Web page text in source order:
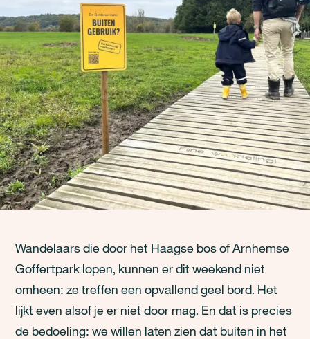
Wandelaars die door het Haagse bos of Arnhemse
Goffertpark lopen, kunnen er dit weekend niet
omheen: ze treffen een opvallend geel bord. Het
lijkt even alsof je er niet door mag. En dat is precies
de bedoeling: we willen laten zien dat buiten in het